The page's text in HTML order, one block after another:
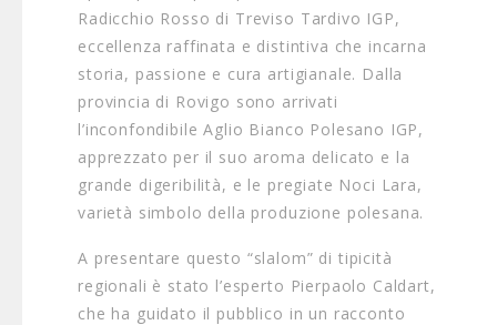
Radicchio Rosso di Treviso Tardivo IGP,
eccellenza raffinata e distintiva che incarna
storia, passione e cura artigianale. Dalla
provincia di Rovigo sono arrivati
l’inconfondibile Aglio Bianco Polesano IGP,
apprezzato per il suo aroma delicato e la
grande digeribilità, e le pregiate Noci Lara,
varietà simbolo della produzione polesana.
A presentare questo “slalom” di tipicità
regionali è stato l’esperto Pierpaolo Caldart,
che ha guidato il pubblico in un racconto